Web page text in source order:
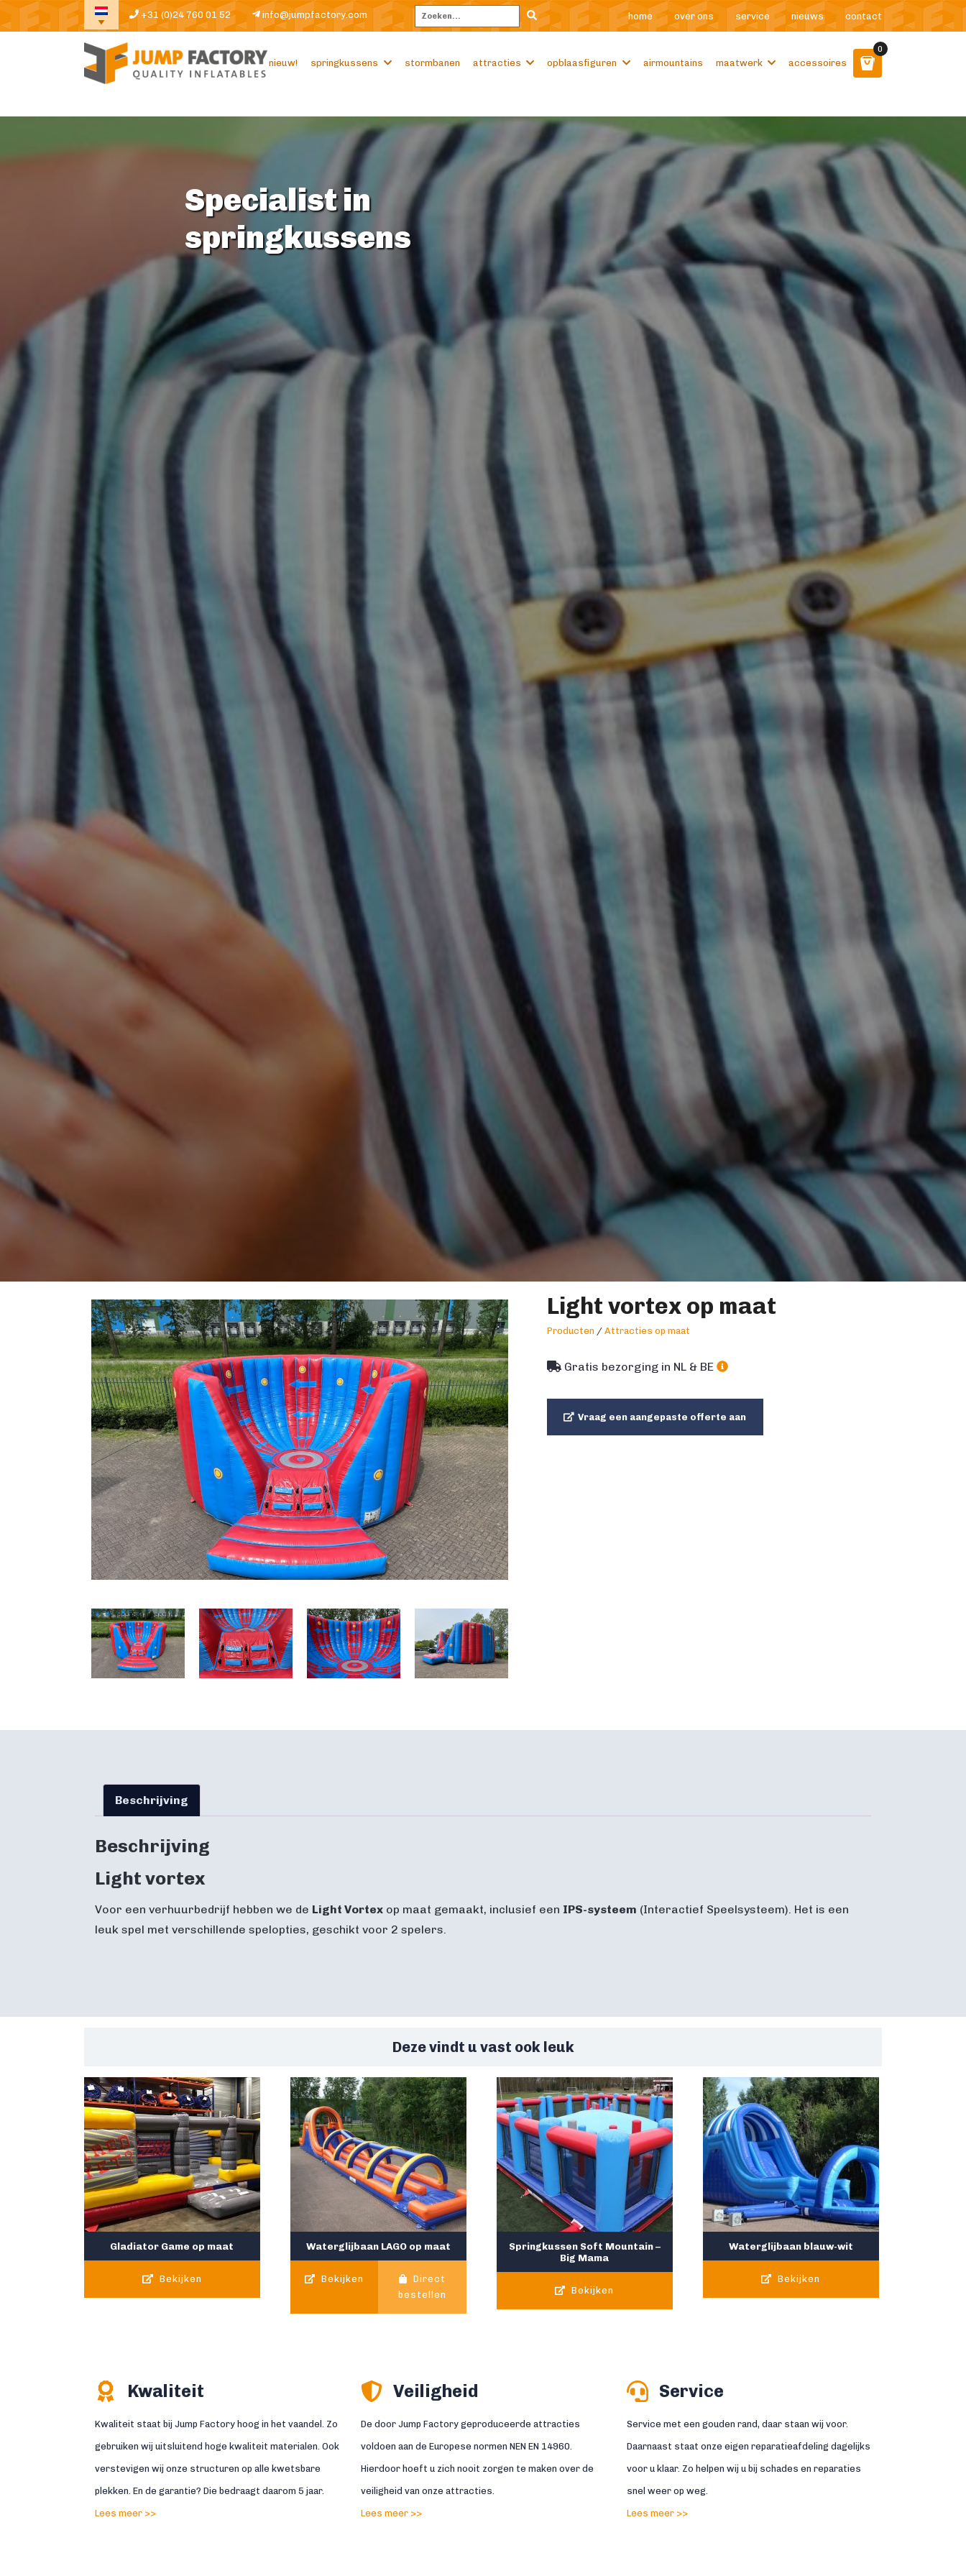
+31 (0)24 760 01 52 info@jumpfactory.com home over ons service nieuws contact
nieuw! springkussens stormbanen attracties opblaasfiguren airmountains maatwerk accessoires
0
Specialist in
springkussens
Light vortex op maat
Producten / Attracties op maat
Gratis bezorging in NL & BE
Vraag een aangepaste offerte aan
Beschrijving
Beschrijving
Light vortex
Voor een verhuurbedrijf hebben we de Light Vortex op maat gemaakt, inclusief een IPS-systeem (Interactief Speelsysteem). Het is een
leuk spel met verschillende spelopties, geschikt voor 2 spelers.
Deze vindt u vast ook leuk
Gladiator Game op maat
Bekijken
Waterglijbaan LAGO op maat
Bekijken
Direct
bestellen
Springkussen Soft Mountain –
Big Mama
Bekijken
Waterglijbaan blauw-wit
Bekijken
Kwaliteit
Kwaliteit staat bij Jump Factory hoog in het vaandel. Zo
gebruiken wij uitsluitend hoge kwaliteit materialen. Ook
verstevigen wij onze structuren op alle kwetsbare
plekken. En de garantie? Die bedraagt daarom 5 jaar.
Lees meer >>
Veiligheid
De door Jump Factory geproduceerde attracties
voldoen aan de Europese normen NEN EN 14960.
Hierdoor hoeft u zich nooit zorgen te maken over de
veiligheid van onze attracties.
Lees meer >>
Service
Service met een gouden rand, daar staan wij voor.
Daarnaast staat onze eigen reparatieafdeling dagelijks
voor u klaar. Zo helpen wij u bij schades en reparaties
snel weer op weg.
Lees meer >>